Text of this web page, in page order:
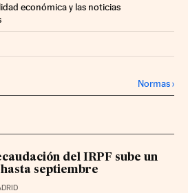
económica y las noticias
Facebook
en Twitter
Normas›
del IRPF sube un
hasta septiembre